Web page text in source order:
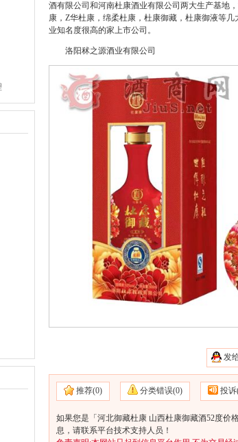
酒有限公司和河南杜康酒业有限公司两大生产基地
康， Z华杜康，绵柔杜康，杜康御藏，杜康御液等
业知名度很高的家上市公司。
洛阳秫之源酒业有限公司
发
推荐(0) 分类错误(0) 投诉
如果您是「河北御藏杜康 山西杜康御藏酒52度价
息，请联系平台技术支持人员！